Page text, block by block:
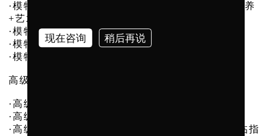
·模特礼仪仪态训练（气质提升+社交礼仪+仪态培养
+艺术修养）
·模特面试及录像分析（自我认知+面试技巧）
·模特自我定位与职业规划
·模特T台表演训练
高级阶段
·高级台步训练（时装，泳装，礼服展示技巧）
·高级T台（队形编排，秀场模拟、镜前表现技巧）
·高级平面拍摄（封面造型拍摄+多个摄影团队亲临指
现在咨询 稍后再说